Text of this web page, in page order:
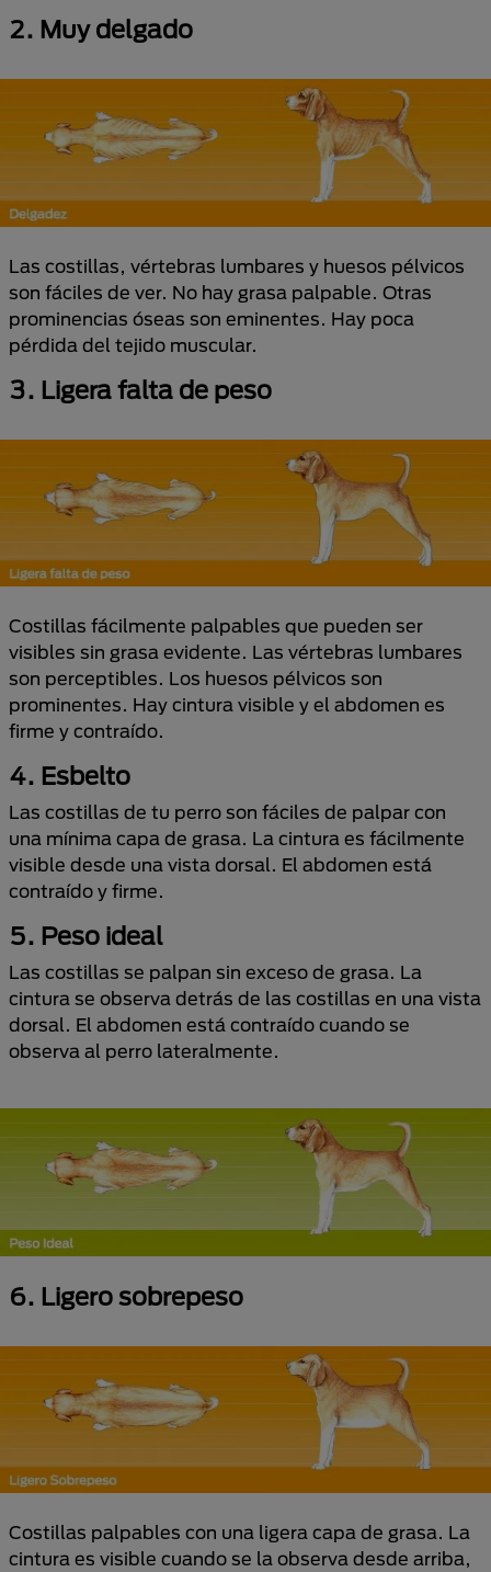
2. Muy delgado
Las costillas, vértebras lumbares y huesos pélvicos
son fáciles de ver. No hay grasa palpable. Otras
prominencias óseas son eminentes. Hay poca
pérdida del tejido muscular.
3. Ligera falta de peso
Costillas fácilmente palpables que pueden ser
visibles sin grasa evidente. Las vértebras lumbares
son perceptibles. Los huesos pélvicos son
prominentes. Hay cintura visible y el abdomen es
firme y contraído.
4. Esbelto
Las costillas de tu perro son fáciles de palpar con
una mínima capa de grasa. La cintura es fácilmente
visible desde una vista dorsal. El abdomen está
contraído y firme.
5. Peso ideal
Las costillas se palpan sin exceso de grasa. La
cintura se observa detrás de las costillas en una vista
dorsal. El abdomen está contraído cuando se
observa al perro lateralmente.
6. Ligero sobrepeso
Costillas palpables con una ligera capa de grasa. La
cintura es visible cuando se la observa desde arriba,